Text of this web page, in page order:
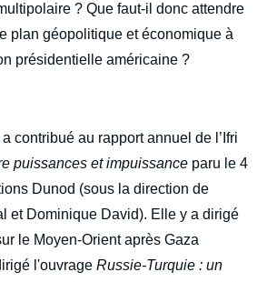
? Que faut-il donc attendre
plan géopolitique et économique à
présidentielle américaine ?
a contribué au rapport annuel de l’Ifri
puissances et impuissance paru le 4
Dunod (sous la direction de
et Dominique David). Elle y a dirigé
le Moyen-Orient après Gaza
l'ouvrage Russie-Turquie : un